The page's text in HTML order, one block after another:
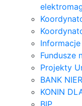
Fundusze
Projekty
BANK
KONIN
BIP